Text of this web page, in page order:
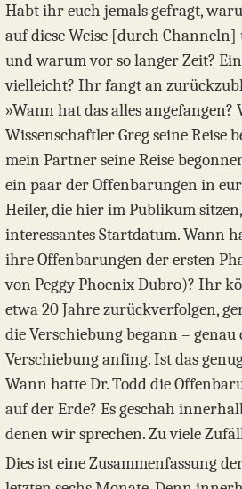
Habt ihr euch jemals gefragt,
auf diese Weise [durch
und warum vor so langer Zeit?
vielleicht? Ihr fangt an
»Wann hat das alles angefangen?
Wissenschaftler Greg seine Reise
mein Partner seine Reise
ein paar der Offenbarungen in
Heiler, die hier im Publikum
interessantes Startdatum. Wann
ihre Offenbarungen der ersten
von Peggy Phoenix Dubro)? Ihr
etwa 20 Jahre zurückverfolgen,
die Verschiebung begann – genau
Verschiebung anfing. Ist das
Wann hatte Dr. Todd die
auf der Erde? Es geschah
denen wir sprechen. Zu viele
Dies ist eine Zusammenfassung